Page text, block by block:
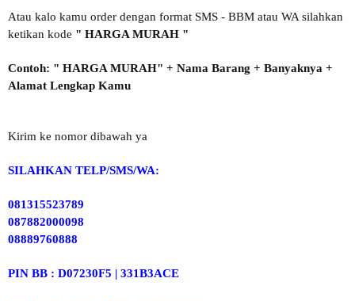
Atau kalo kamu order dengan format SMS - BBM atau WA silahkan
ketikan kode " HARGA MURAH "
Contoh: " HARGA MURAH" + Nama Barang + Banyaknya +
Alamat Lengkap Kamu
Kirim ke nomor dibawah ya
SILAHKAN TELP/SMS/WA:
081315523789
087882000098
08889760888
PIN BB : D07230F5 | 331B3ACE